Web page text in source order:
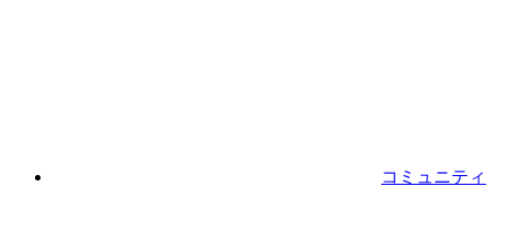
コミュニティ